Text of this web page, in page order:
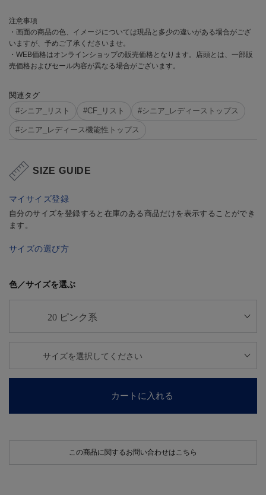
注意事項
・画面の商品の色、イメージについては現品と多少の違いがある場合がござ
いますが、予めご了承くださいませ。
・WEB価格はオンラインショップの販売価格となります。店頭とは、一部販
売価格およびセール内容が異なる場合がございます。
関連タグ
#シニア_リスト
#CF_リスト #シニア_レディーストップス
#シニア_レディース機能性トップス
SIZE GUIDE
マイサイズ登録
自分のサイズを登録すると在庫のある商品だけを表示することができ
ます。
サイズの選び方
色／サイズを選ぶ
カートに入れる
この商品に関するお問い合わせはこちら